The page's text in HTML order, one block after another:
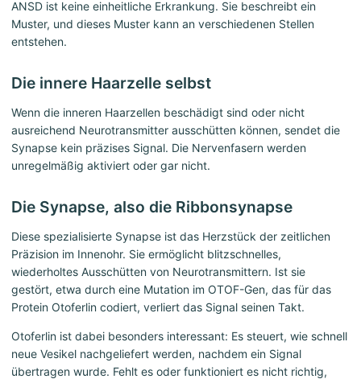
ANSD ist keine einheitliche Erkrankung. Sie beschreibt ein
Muster, und dieses Muster kann an verschiedenen Stellen
entstehen.
Die innere Haarzelle selbst
Wenn die inneren Haarzellen beschädigt sind oder nicht
ausreichend Neurotransmitter ausschütten können, sendet die
Synapse kein präzises Signal. Die Nervenfasern werden
unregelmäßig aktiviert oder gar nicht.
Die Synapse, also die Ribbonsynapse
Diese spezialisierte Synapse ist das Herzstück der zeitlichen
Präzision im Innenohr. Sie ermöglicht blitzschnelles,
wiederholtes Ausschütten von Neurotransmittern. Ist sie
gestört, etwa durch eine Mutation im OTOF-Gen, das für das
Protein Otoferlin codiert, verliert das Signal seinen Takt.
Otoferlin ist dabei besonders interessant: Es steuert, wie schnell
neue Vesikel nachgeliefert werden, nachdem ein Signal
übertragen wurde. Fehlt es oder funktioniert es nicht richtig,